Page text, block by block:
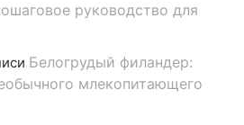
руководство для
Белогрудый филандер:
млекопитающего